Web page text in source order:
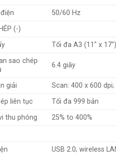
50/60 Hz
(-)
Tối đa A3 (11″ x 17″)
sao chép
6.4 giây
giải
Scan: 400 x 600
liên tục
Tối đa 999 bản
thu phóng
25% to 400%
USB 2.0; wireless